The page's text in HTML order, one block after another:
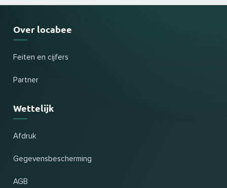
Over locabee
Feiten en cijfers
Partner
Wettelijk
Afdruk
Gegevensbescherming
AGB